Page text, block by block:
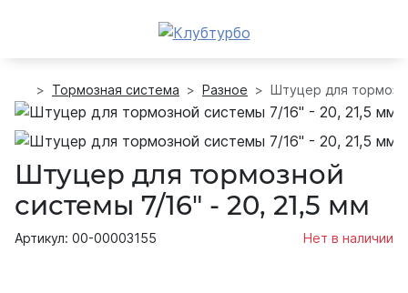
Тормозная система Разное Штуцер для
Штуцер для тормозной
системы 7/16" - 20, 21,5 мм
Артикул: 00-00003155 Нет в наличии